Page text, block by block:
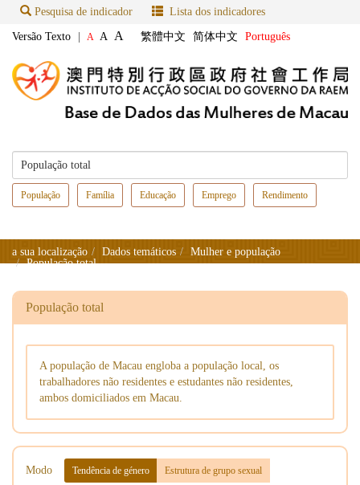
Pesquisa de indicador Lista dos indicadores
Versão Texto A A A 繁體中文 简体中文 Português
População Família Educação Emprego Rendimento
a sua localização Dados temáticos
Mulher e população
População total
População total
A população de Macau engloba a população local, os
trabalhadores não residentes e estudantes não residentes,
ambos domiciliados em Macau.
Modo Tendência de género Estrutura de grupo sexual